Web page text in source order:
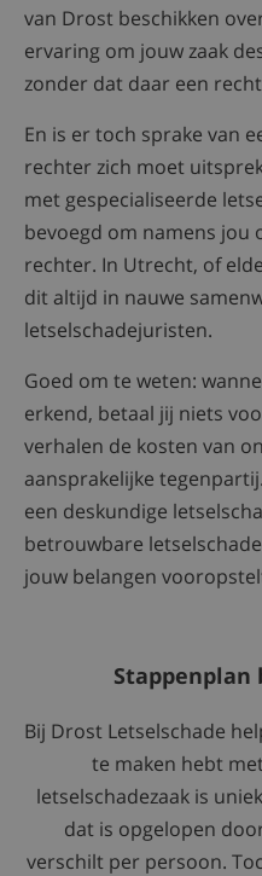
van Drost beschikken
ervaring om jouw zaak
zonder dat daar een
En is er toch sprake van
rechter zich moet
met gespecialiseerde
bevoegd om namens jou
rechter. In Utrecht, of
dit altijd in nauwe
letselschadejuristen.
Goed om te weten:
erkend, betaal jij niets
verhalen de kosten van
aansprakelijke
een deskundige
betrouwbare
jouw belangen
Stappenplan
Bij Drost Letselschade
te maken hebt
letselschadezaak is
dat is opgelopen
verschilt per persoon.